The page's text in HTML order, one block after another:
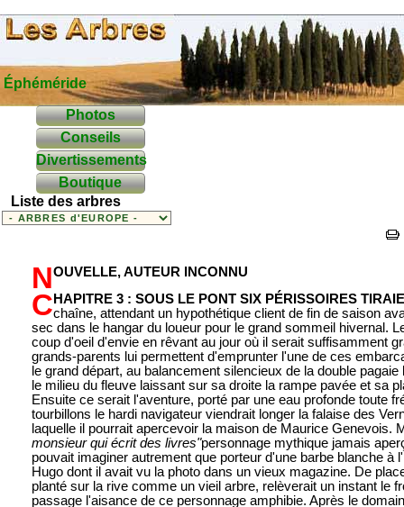
Éphéméride
Photos
Conseils
Divertissements
Boutique
Liste des arbres
Nouvelle, auteur inconnu
Chapitre 3 : Sous le pont six périssoires
chaîne, attendant un hypothétique client de fin de saison
sec dans le hangar du loueur pour le grand sommeil hivernal.
coup d'oeil d'envie en rêvant au jour où il serait suffisamment
grands-parents lui permettent d'emprunter l'une de ces
le grand départ, au balancement silencieux de la double
le milieu du fleuve laissant sur sa droite la rampe pavée et sa
Ensuite ce serait l'aventure, porté par une eau profonde toute
tourbillons le hardi navigateur viendrait longer la falaise des
laquelle il pourrait apercevoir la maison de Maurice Genevois.
monsieur qui écrit des livres"personnage mythique jamais
pouvait imaginer autrement que porteur d'une barbe blanche à
Hugo dont il avait vu la photo dans un vieux magazine. De
planté sur la rive comme un vieil arbre, relèverait un instant le
passage l'aisance de ce personnage amphibie. Après le